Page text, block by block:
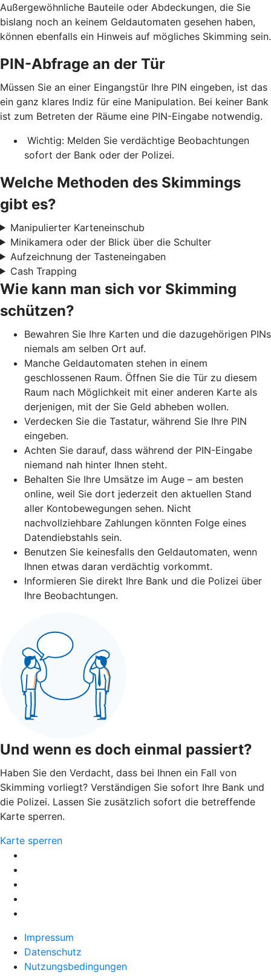
Außergewöhnliche Bauteile oder Abdeckungen, die Sie
bislang noch an keinem Geldautomaten gesehen haben,
können ebenfalls ein Hinweis auf mögliches Skimming sein.
PIN-Abfrage an der Tür
Müssen Sie an einer Eingangstür Ihre PIN eingeben, ist das
ein ganz klares Indiz für eine Manipulation. Bei keiner Bank
ist zum Betreten der Räume eine PIN-Eingabe notwendig.
Wichtig: Melden Sie verdächtige Beobachtungen
sofort der Bank oder der Polizei.
Welche Methoden des Skimmings
gibt es?
Manipulierter Karteneinschub
Minikamera oder der Blick über die Schulter
Aufzeichnung der Tasteneingaben
Cash Trapping
Wie kann man sich vor Skimming
schützen?
Bewahren Sie Ihre Karten und die dazugehörigen PINs
niemals am selben Ort auf.
Manche Geldautomaten stehen in einem
geschlossenen Raum. Öffnen Sie die Tür zu diesem
Raum nach Möglichkeit mit einer anderen Karte als
derjenigen, mit der Sie Geld abheben wollen.
Verdecken Sie die Tastatur, während Sie Ihre PIN
eingeben.
Achten Sie darauf, dass während der PIN-Eingabe
niemand nah hinter Ihnen steht.
Behalten Sie Ihre Umsätze im Auge – am besten
online, weil Sie dort jederzeit den aktuellen Stand
aller Kontobewegungen sehen. Nicht
nachvollziehbare Zahlungen könnten Folge eines
Datendiebstahls sein.
Benutzen Sie keinesfalls den Geldautomaten, wenn
Ihnen etwas daran verdächtig vorkommt.
Informieren Sie direkt Ihre Bank und die Polizei über
Ihre Beobachtungen.
Und wenn es doch einmal passiert?
Haben Sie den Verdacht, dass bei Ihnen ein Fall von
Skimming vorliegt? Verständigen Sie sofort Ihre Bank und
die Polizei. Lassen Sie zusätzlich sofort die betreffende
Karte sperren.
Karte sperren
Impressum
Datenschutz
Nutzungsbedingungen